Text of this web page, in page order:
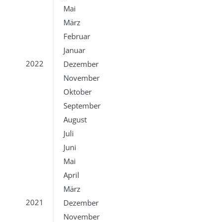
Mai
März
Februar
Januar
2022
Dezember
November
Oktober
September
August
Juli
Juni
Mai
April
März
2021
Dezember
November